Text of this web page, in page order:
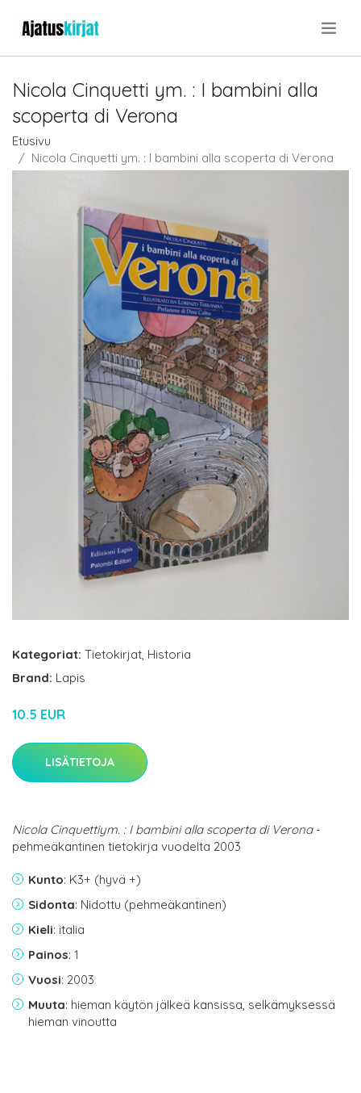
Nicola Cinquetti ym. : I bambini alla
scoperta di Verona
Etusivu
Nicola Cinquetti ym. : I bambini alla scoperta di Verona
Kategoriat: Tietokirjat, Historia
Brand: Lapis
10.5 EUR
LISÄTIETOJA
Nicola Cinquettiym. : I bambini alla scoperta di Verona-
pehmeäkantinen tietokirja vuodelta 2003
Kunto: K3+ (hyvä +)
Sidonta: Nidottu (pehmeäkantinen)
Kieli: italia
Painos: 1
Vuosi: 2003
Muuta: hieman käytön jälkeä kansissa, selkämyksessä
hieman vinoutta